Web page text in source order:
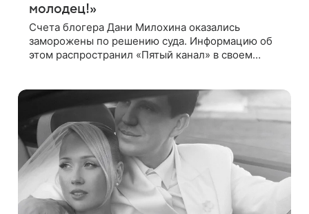
молодец!»
Счета блогера Дани Милохина оказались
заморожены по решению суда. Информацию об
этом распространил «Пятый канал» в своем